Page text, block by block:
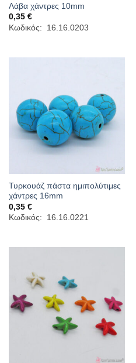
Λάβα χάντρες 10mm
0,35 €
Κωδικός: 16.16.0203
Τυρκουάζ πάστα ημιπολύτιμες
χάντρες 16mm
0,35 €
Κωδικός: 16.16.0221